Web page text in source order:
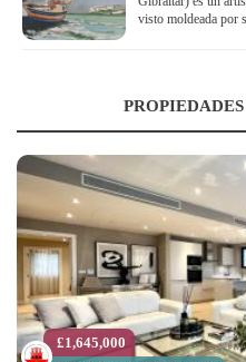
visto moldeada por
£1,645,000